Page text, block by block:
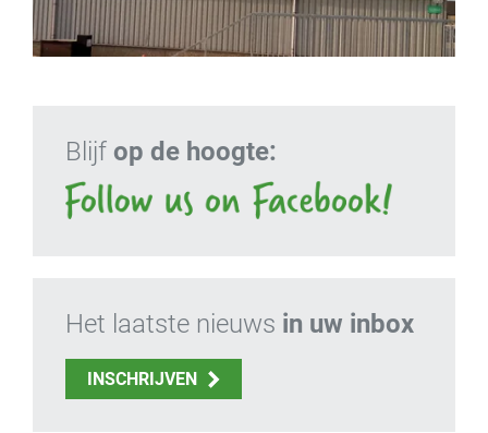
Blijf op de hoogte:
Het laatste nieuws in uw inbox
INSCHRIJVEN